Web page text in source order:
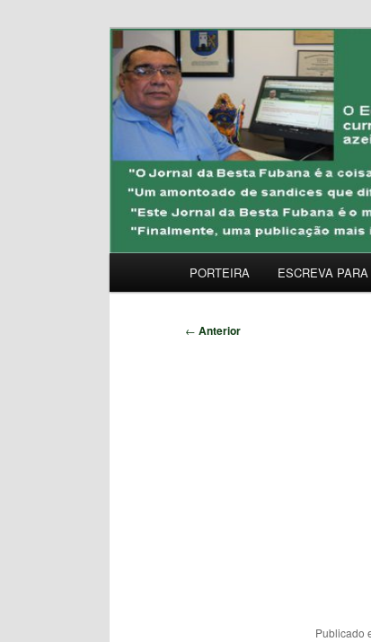
JORNAL DA
Uma Gazeta Escrota
PORTEIRA ESCREVA
Navegação
← Anterior
Publicado